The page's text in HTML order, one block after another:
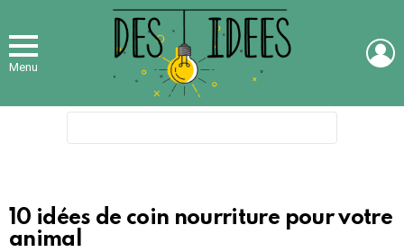
Menu
10 idées de coin nourriture pour votre
animal